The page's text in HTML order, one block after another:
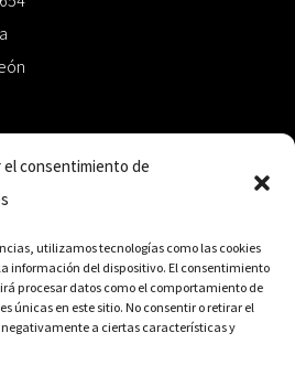
el consentimiento de
utilizamos tecnologías como las cookies
información del dispositivo. El consentimiento
procesar datos como el comportamiento de
únicas en este sitio. No consentir o retirar el
a ciertas características y